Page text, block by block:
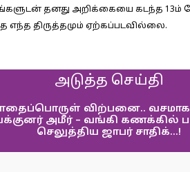
தனது அறிக்கையை கடந்த 13ம்
எந்த திருத்தமும் ஏற்கப்படவில்லை.
அடுத்த செய்தி
விற்பனை.. வசமாக
அமீர் – வங்கி கணக்கில்
செலுத்திய ஜாபர் சாதிக்…!